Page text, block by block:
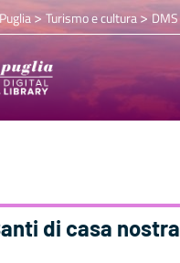
> Turismo e cultura>DMS
di casa nostra